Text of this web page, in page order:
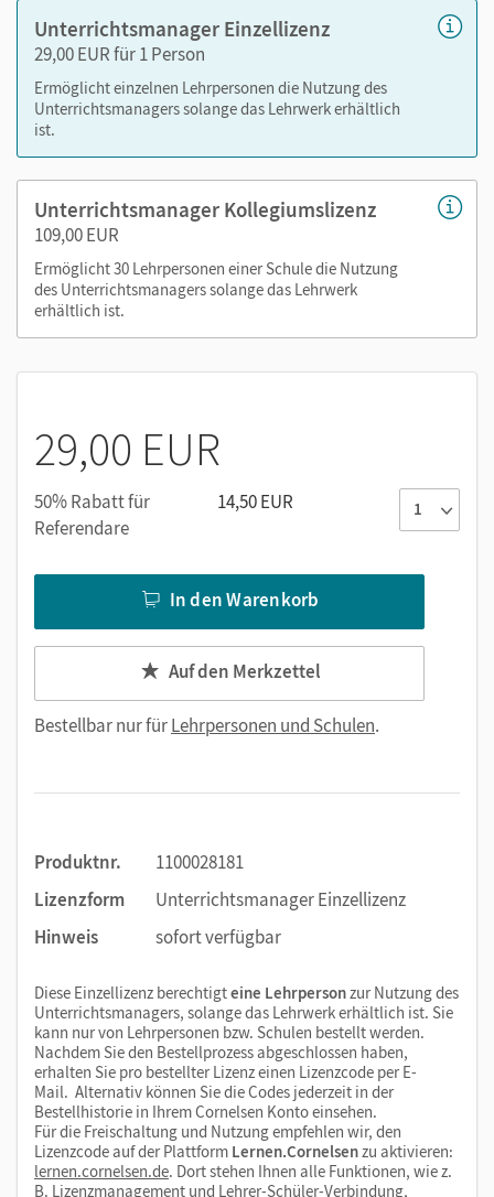
differenzierende Arbeitsblätter
Nutzen Sie den Unterrichtsmanager auf lernen.cornelsen.de
oder über die Cornelsen Lernen App.
Unterrichtsmanager Einzellizenz
29,00 EUR für 1 Person
Ermöglicht einzelnen Lehrpersonen die Nutzung des
Unterrichtsmanagers solange das Lehrwerk erhältlich
ist.
Unterrichtsmanager Kollegiumslizenz
109,00 EUR
Ermöglicht 30 Lehrpersonen einer Schule die Nutzung
des Unterrichtsmanagers solange das Lehrwerk
erhältlich ist.
29,00 EUR
50% Rabatt für
Referendare
14,50 EUR
In den Warenkorb
Auf den Merkzettel
Bestellbar nur fürLehrpersonen und Schulen.
Produktnr.
1100028181
Lizenzform
Unterrichtsmanager Einzellizenz
Hinweis
sofort verfügbar
Diese Einzellizenz berechtigteine Lehrpersonzur Nutzung des
Unterrichtsmanagers, solange das Lehrwerk erhältlich ist. Sie
kann nur von Lehrpersonen bzw. Schulen bestellt werden.
Nachdem Sie den Bestellprozess abgeschlossen haben,
erhalten Sie pro bestellter Lizenz einen Lizenzcode per E-
Mail. Alternativ können Sie die Codes jederzeit in der
Bestellhistorie in Ihrem Cornelsen Konto einsehen.
Für die Freischaltung und Nutzung empfehlen wir, den
Lizenzcode auf der Plattform Lernen.Cornelsenzu aktivieren:
lernen.cornelsen.de. Dort stehen Ihnen alle Funktionen, wie z.
B. Lizenzmanagement und Lehrer-Schüler-Verbindung,